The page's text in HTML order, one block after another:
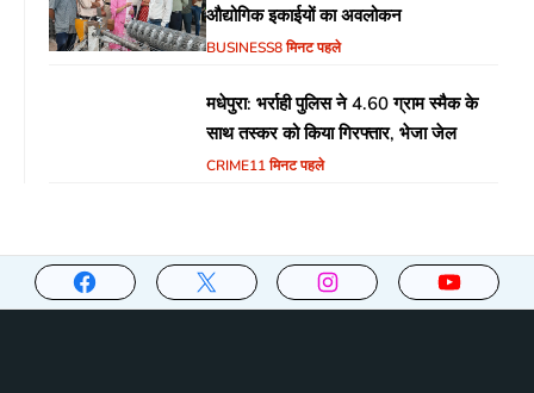
औद्योगिक इकाईयों का अवलोकन
BUSINESS8 मिनट पहले
मधेपुरा: भर्राही पुलिस ने 4.60 ग्राम स्मैक के
साथ तस्कर को किया गिरफ्तार, भेजा जेल
CRIME11 मिनट पहले